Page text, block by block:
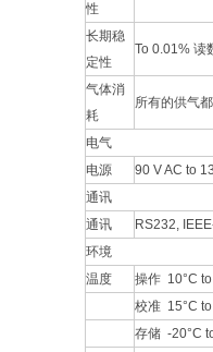
性
长期稳
定性
To 0.01% 读
气体消
耗
所有的供气
电气
电源
90 V AC to
通讯
通讯
RS232,
环境
温度
操作 10°C to
校准 15°C to
存储 -20°C